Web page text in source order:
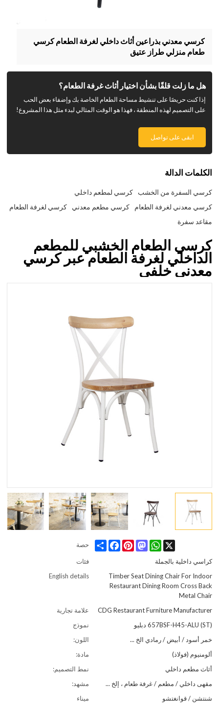
كرسي معدني بذراعين أثاث داخلي لغرفة الطعام كرسي
طعام منزلي طراز عتيق
هل ما زلت قلقًا بشأن اختيار أثاث غرفة الطعام؟
إذا كنت حريصًا على تنشيط مساحة الطعام الخاصة بك وإضفاء بعض الحب
على التصميم لهذه المنطقة ، فهذا هو الوقت المثالي لبدء مثل هذا المشروع!
ابقى على تواصل
الكلمات الدالة
كرسي السفرة من الخشب
كرسي لمطعم داخلي
كرسي معدني لغرفة الطعام
كرسي مطعم معدني
كرسي لغرفة الطعام
مقاعد سفرة
كرسي الطعام الخشبي للمطعم
الداخلي لغرفة الطعام عبر كرسي
معدني خلفي
حصة Share
FacebookPinterest
Mastodon
WhatsApp X
فئات
كراسي داخلية بالجملة
English details
Timber Seat Dining Chair For Indoor
Restaurant Dining Room Cross Back
Metal Chair
علامة تجارية
CDG Restaurant Furniture Manufacturer
نموذج
657BSF-H45-ALU (ST) دبليو
اللون:
خمر أسود / أبيض / رمادي الخ ...
مادة:
ألومنيوم (فولاذ)
نمط التصميم:
أثاث مطعم داخلي
مشهد:
مقهى داخلي / مطعم / غرفة طعام ، إلخ ...
ميناء
شنتشن / قوانغتشو